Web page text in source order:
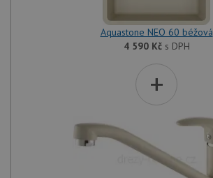
Aquastone NEO 60 béžová
4 590 Kčs DPH
+